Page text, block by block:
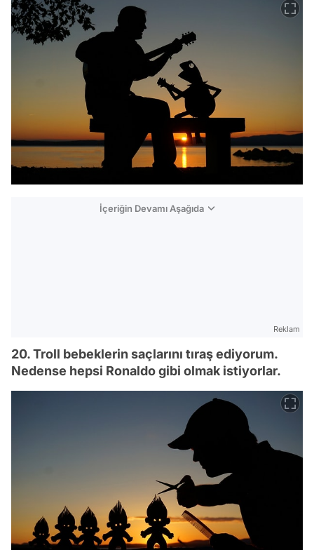
İçeriğin Devamı Aşağıda
Reklam
20. Troll bebeklerin saçlarını tıraş ediyorum.
Nedense hepsi Ronaldo gibi olmak istiyorlar.